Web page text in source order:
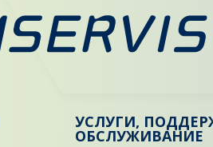
УСЛУГИ,
ОБСЛУЖИВАНИЕ